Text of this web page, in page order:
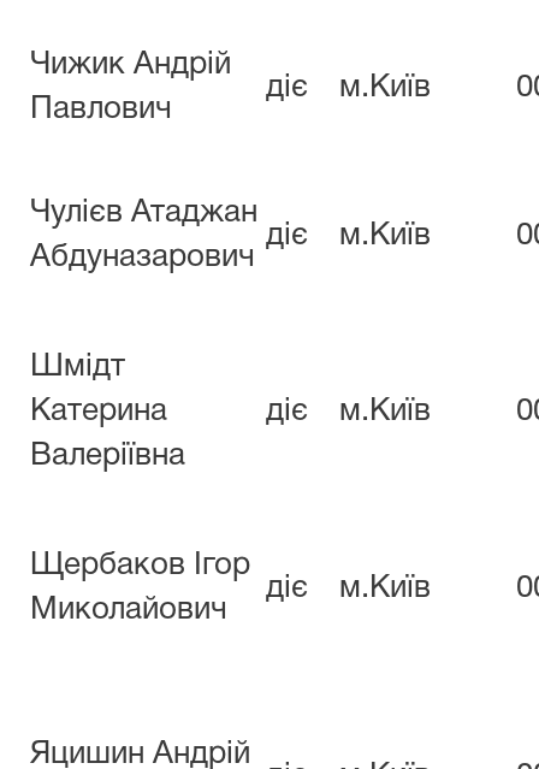
Чижик Андрій
Павлович
діє м.Київ
Чулієв Атаджан
Абдуназарович
діє м.Київ
Шмідт
Катерина
Валеріївна
діє м.Київ
Щербаков Ігор
Миколайович
діє м.Київ
Яцишин Андрій